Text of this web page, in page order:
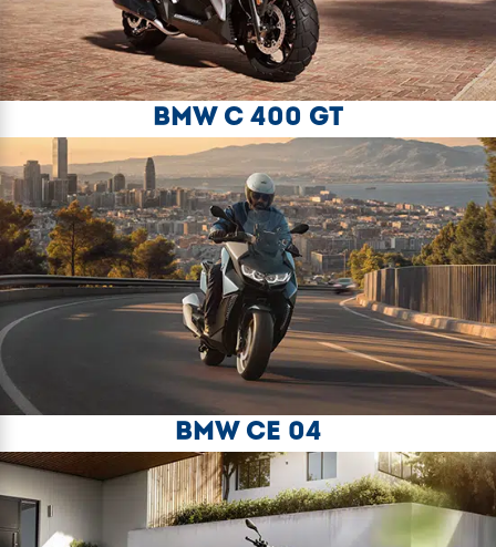
BMW C 400 GT
BMW CE 04